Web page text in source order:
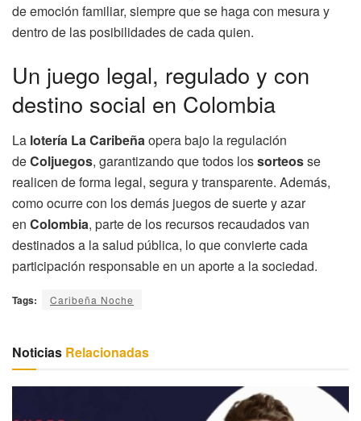
de emoción familiar, siempre que se haga con mesura y
dentro de las posibilidades de cada quien.
Un juego legal, regulado y con
destino social en Colombia
La lotería La Caribeñaopera bajo la regulación
deColjuegos, garantizando que todos lossorteosse
realicen de forma legal, segura y transparente. Además,
como ocurre con los demás juegos de suerte y azar
en Colombia, parte de los recursos recaudados van
destinados a la salud pública, lo que convierte cada
participación responsable en un aporte a la sociedad.
Tags: Caribeña Noche
Noticias Relacionadas